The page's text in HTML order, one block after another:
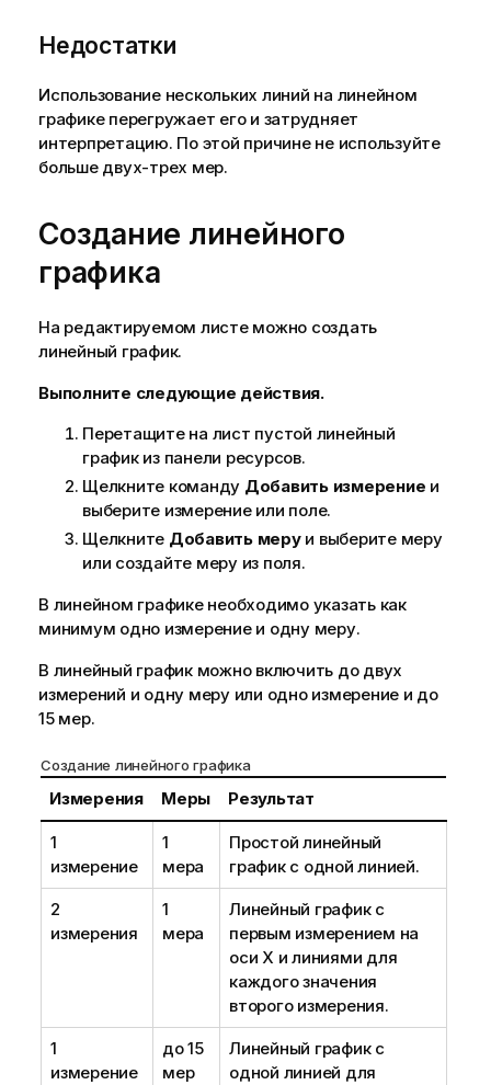
Недостатки
Использование нескольких линий на линейном
графике перегружает его и затрудняет
интерпретацию. По этой причине не используйте
больше двух-трех мер.
Создание линейного
графика
На редактируемом листе можно создать
линейный график.
Выполните следующие действия.
Перетащите на лист пустой линейный
график из панели ресурсов.
Щелкните команду Добавить измерение и
выберите измерение или поле.
Щелкните Добавить меруи выберите меру
или создайте меру из поля.
В линейном графике необходимо указать как
минимум одно измерение и одну меру.
В линейный график можно включить до двух
измерений и одну меру или одно измерение и до
15 мер.
Создание линейного графика
Измерения Меры Результат
1
измерение
1
мера
Простой линейный
график с одной линией.
2
измерения
1
мера
Линейный график с
первым измерением на
оси X и линиями для
каждого значения
второго измерения.
1
измерение
до 15
мер
Линейный график с
одной линией для